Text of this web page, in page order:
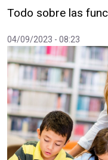
Todo sobre las
04/09/2023 - 08:23